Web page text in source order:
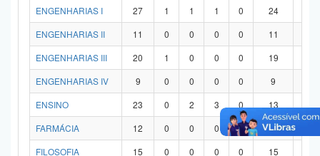
ENGENHARIAS I
27 1 1 1 0 24
ENGENHARIAS II
11 0 0 0 0 11
ENGENHARIAS III
20 1 0 0 0 19
ENGENHARIAS IV
9 0 0 0 0 9
ENSINO
23 0 2 3 0 13
FARMÁCIA
12 0 0 0 0 12
FILOSOFIA
15 0 0 0 0 15